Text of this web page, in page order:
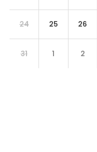
24 25 26
31 1 2